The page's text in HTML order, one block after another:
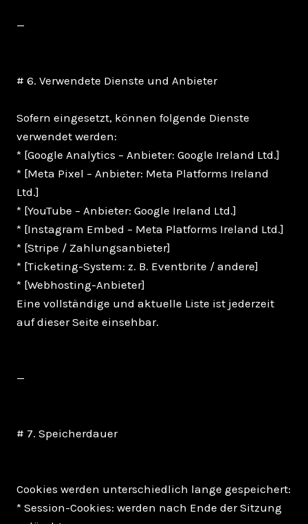
—
# 6. Verwendete Dienste und Anbieter
Sofern eingesetzt, können folgende Dienste
verwendet werden:
* [Google Analytics – Anbieter: Google Ireland Ltd.]
* [Meta Pixel – Anbieter: Meta Platforms Ireland
Ltd.]
* [YouTube – Anbieter: Google Ireland Ltd.]
* [Instagram Embed – Meta Platforms Ireland Ltd.]
* [Stripe / Zahlungsanbieter]
* [Ticketing-System: z. B. Eventbrite / andere]
* [Webhosting-Anbieter]
Eine vollständige und aktuelle Liste ist jederzeit
auf dieser Seite einsehbar.
—
# 7. Speicherdauer
Cookies werden unterschiedlich lange gespeichert:
* Session-Cookies: werden nach Ende der Sitzung